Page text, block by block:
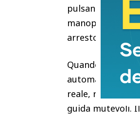
pulsanti sul
manopola
arresto di
Quando è
reale,
guida mutevoli.